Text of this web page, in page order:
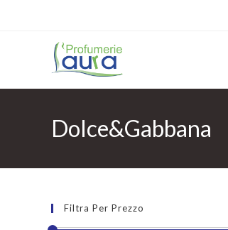
Dolce&Gabbana
Filtra Per Prezzo